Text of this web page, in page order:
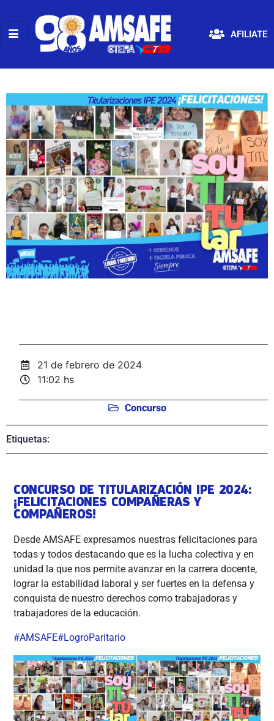
AFILIATE
21 de febrero de 2024
11:02 hs
Concurso
Etiquetas:
CONCURSO DE TITULARIZACIÓN IPE 2024:
¡FELICITACIONES COMPAÑERAS Y
COMPAÑEROS!
Desde AMSAFE expresamos nuestras felicitaciones para
todas y todos destacando que es la lucha colectiva y en
unidad la que nos permite avanzar en la carrera docente,
lograr la estabilidad laboral y ser fuertes en la defensa y
conquista de nuestro derechos como trabajadoras y
trabajadores de la educación.
#AMSAFE#LogroParitario